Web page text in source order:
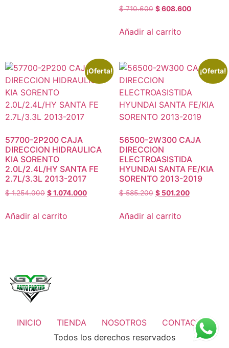
$710.600 $608.600
Añadir al carrito
¡Oferta!
57700-2P200 CAJA
DIRECCION HIDRAULICA
KIA SORENTO
2.0L/2.4L/HY SANTA FE
2.7L/3.3L 2013-2017
$1.254.000 $1.074.000
Añadir al carrito
¡Oferta!
56500-2W300 CAJA
DIRECCION
ELECTROASISTIDA
HYUNDAI SANTA FE/KIA
SORENTO 2013-2019
$585.200 $501.200
Añadir al carrito
INICIO TIENDA NOSOTROS
CONTACTOS
Todos los derechos reservados